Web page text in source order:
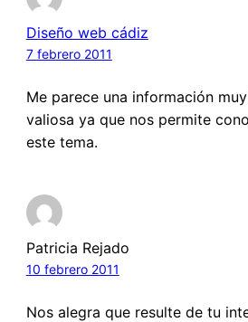
Diseño web cádiz
7 febrero 2011
Me parece una información
valiosa ya que nos permite
este tema.
Patricia Rejado
10 febrero 2011
Nos alegra que resulte de tu